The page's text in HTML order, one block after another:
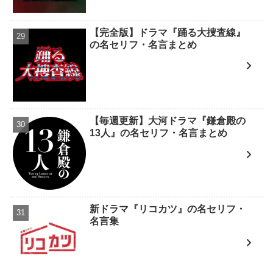
【完全版】ドラマ『踊る大捜査線』
の名セリフ・名言まとめ
【毎週更新】大河ドラマ『鎌倉殿の
13人』の名セリフ・名言まとめ
新ドラマ『リコカツ』の名セリフ・
名言集